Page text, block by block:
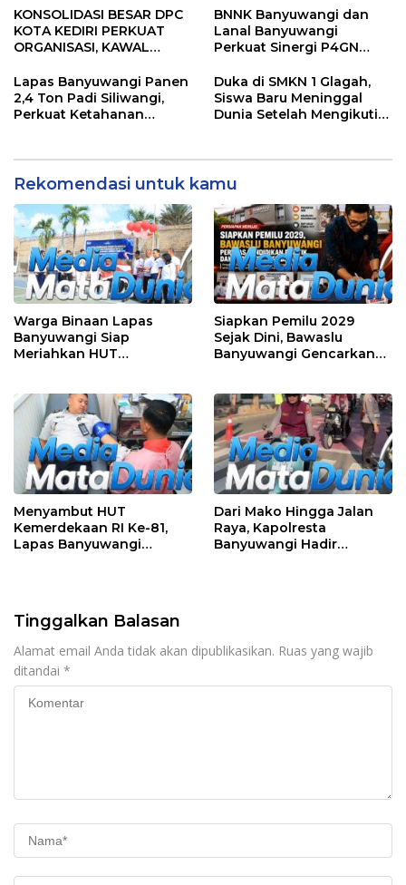
hingga Polusi Tambang
Pasir
KONSOLIDASI BESAR DPC
KOTA KEDIRI PERKUAT
ORGANISASI, KAWAL
DAN SIAP MENJADI RUMAH
ASPIRASI MASYARAKAT
BNNK Banyuwangi dan
Lanal Banyuwangi
Perkuat Sinergi P4GN
Lapas Banyuwangi Panen
2,4 Ton Padi Siliwangi,
Perkuat Ketahanan
Duka di SMKN 1 Glagah,
Siswa Baru Meninggal
Dunia Setelah Mengikuti
Rekomendasi untuk kamu
Warga Binaan Lapas
Banyuwangi Siap
Meriahkan HUT
Perlombaan
Siapkan Pemilu 2029
Sejak Dini, Bawaslu
Banyuwangi Gencarkan
Menyambut HUT
Kemerdekaan RI Ke-81,
Lapas Banyuwangi
Dari Mako Hingga Jalan
Raya, Kapolresta
Banyuwangi Hadir
Tinggalkan Balasan
Alamat email Anda tidak akan dipublikasikan. Ruas yang wajib
ditandai *